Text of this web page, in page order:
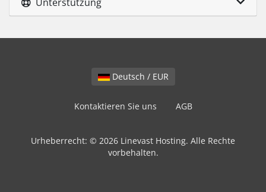
Deutsch / EUR
Kontaktieren Sie uns AGB
Urheberrecht: © 2026 Linevast Hosting. Alle Rechte
vorbehalten.